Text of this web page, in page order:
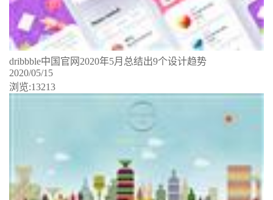
dribbble中国官网2020年5月总结出9个设计趋势
2020/05/15
浏览:13213